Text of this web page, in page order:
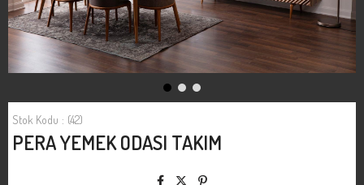
Stok Kodu (42)
PERA YEMEK ODASI TAKIM